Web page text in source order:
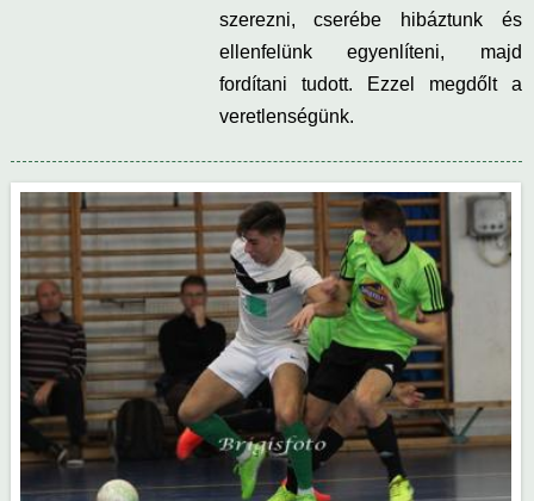
szerezni, cserébe hibáztunk és
ellenfelünk egyenlíteni, majd
fordítani tudott. Ezzel megdőlt a
veretlenségünk.